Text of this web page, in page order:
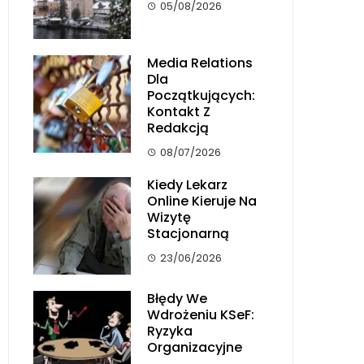
05/08/2026
Media Relations
Dla
Początkujących:
Kontakt Z
Redakcją
08/07/2026
Kiedy Lekarz
Online Kieruje Na
Wizytę
Stacjonarną
23/06/2026
Błędy We
Wdrożeniu KSeF:
Ryzyka
Organizacyjne